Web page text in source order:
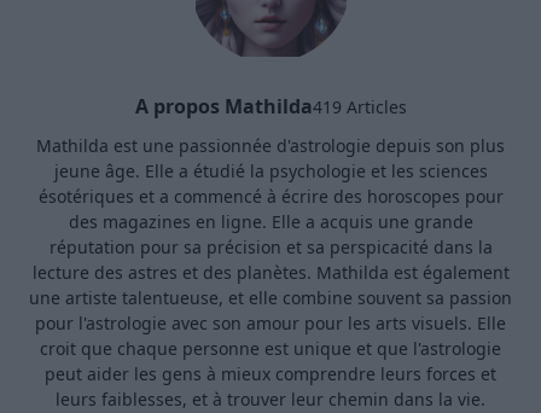
A propos Mathilda419 Articles
Mathilda est une passionnée d'astrologie depuis son plus
jeune âge. Elle a étudié la psychologie et les sciences
ésotériques et a commencé à écrire des horoscopes pour
des magazines en ligne. Elle a acquis une grande
réputation pour sa précision et sa perspicacité dans la
lecture des astres et des planètes. Mathilda est également
une artiste talentueuse, et elle combine souvent sa passion
pour l'astrologie avec son amour pour les arts visuels. Elle
croit que chaque personne est unique et que l'astrologie
peut aider les gens à mieux comprendre leurs forces et
leurs faiblesses, et à trouver leur chemin dans la vie.